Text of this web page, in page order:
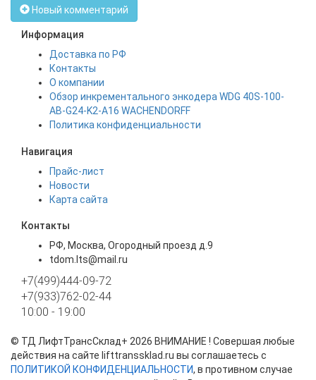
Новый комментарий
Информация
Доставка по РФ
Контакты
О компании
Обзор инкрементального энкодера WDG 40S-100-
AB-G24-K2-A16 WACHENDORFF
Политика конфиденциальности
Навигация
Прайс-лист
Новости
Карта сайта
Контакты
РФ, Москва, Огородный проезд д.9
tdom.lts@mail.ru
+7(499)444-09-72
+7(933)762-02-44
10:00 - 19:00
© ТД ЛифтТрансСклад+ 2026 ВНИМАНИЕ ! Совершая любые
действия на сайте lifttranssklad.ru вы соглашаетесь с
ПОЛИТИКОЙ КОНФИДЕНЦИАЛЬНОСТИ, в противном случае